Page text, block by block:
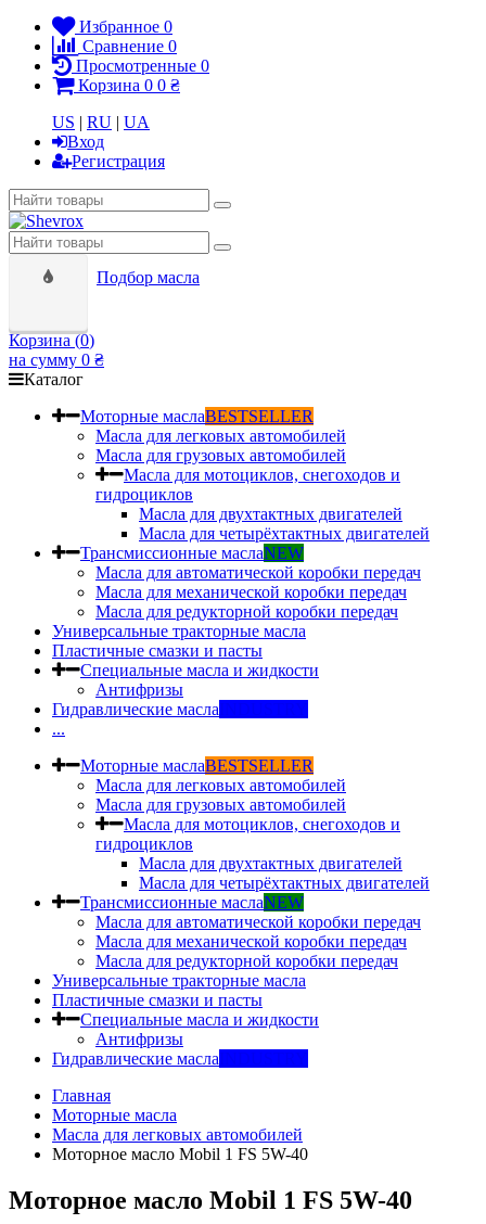
Избранное 0
Сравнение 0
Просмотренные 0
Корзина 0 0 ₴
US | RU | UA
Вход
Регистрация
Подбор масла
Корзина (0)
на сумму 0 ₴
Каталог
Моторные маслаBESTSELLER
Масла для легковых автомобилей
Масла для грузовых автомобилей
Масла для мотоциклов, снегоходов и
гидроциклов
Масла для двухтактных двигателей
Масла для четырёхтактных двигателей
Трансмиссионные маслаNEW
Масла для автоматической коробки передач
Масла для механической коробки передач
Масла для редукторной коробки передач
Универсальные тракторные масла
Пластичные смазки и пасты
Специальные масла и жидкости
Антифризы
Гидравлические масла
...
Моторные маслаBESTSELLER
Масла для легковых автомобилей
Масла для грузовых автомобилей
Масла для мотоциклов, снегоходов и
гидроциклов
Масла для двухтактных двигателей
Масла для четырёхтактных двигателей
Трансмиссионные маслаNEW
Масла для автоматической коробки передач
Масла для механической коробки передач
Масла для редукторной коробки передач
Универсальные тракторные масла
Пластичные смазки и пасты
Специальные масла и жидкости
Антифризы
Гидравлические масла
Главная
Моторные масла
Масла для легковых автомобилей
Моторное масло Mobil 1 FS 5W-40
Моторное масло Mobil 1 FS 5W-40